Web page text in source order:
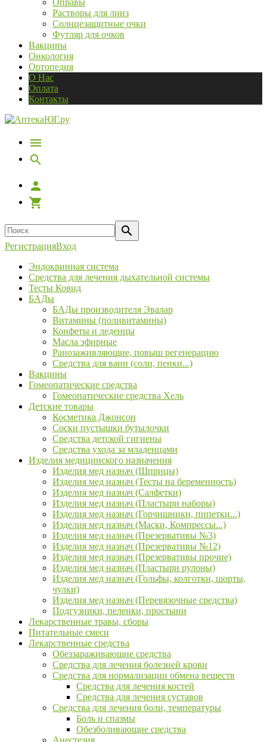
Оправы
Растворы для линз
Солнцезащитные очки
Футляр для очков
Вакцины
Онкология
Ортопедия
О Нас
Оплата
Контакты
РегистрацияВход
Эндокринная система
Средства для лечения дыхательной системы
Тесты Ковид
БАДы
БАДы производителя Эвалар
Витамины (поливитамины)
Конфеты и леденцы
Масла эфирные
Ранозаживляющие, повыш регенерацию
Средства для ванн (соли, пенки...)
Вакцины
Гомеопатические средства
Гомеопатические средства Хель
Детские товары
Косметика Джонсон
Соски пустышки бутылочки
Средства детской гигиены
Средства ухода за младенцами
Изделия медицинского назначения
Изделия мед назнач (Шприцы)
Изделия мед назнач (Тесты на беременность)
Изделия мед назнач (Салфетки)
Изделия мед назнач (Пластыри наборы)
Изделия мед назнач (Горчишники, пипетки...)
Изделия мед назнач (Маски, Компрессы...)
Изделия мед назнач (Презервативы №3)
Изделия мед назнач (Презервативы №12)
Изделия мед назнач (Презервативы прочие)
Изделия мед назнач (Пластыри рулоны)
Изделия мед назнач (Гольфы, колготки, шорты,
чулки)
Изделия мед назнач (Перевязочные средства)
Подгузники, пеленки, простыни
Лекарственные травы, сборы
Питательные смеси
Лекарственные средства
Обеззараживающие средства
Средства для лечения болезней крови
Средства для нормализации обмена веществ
Средства для лечения костей
Средства для лечения суставов
Средства для лечения боли, температуры
Боль и спазмы
Обезболивающие средства